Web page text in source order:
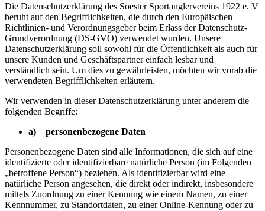
Die Datenschutzerklärung des Soester Sportanglervereins 1922 e. V
beruht auf den Begrifflichkeiten, die durch den Europäischen
Richtlinien- und Verordnungsgeber beim Erlass der Datenschutz-
Grundverordnung (DS-GVO) verwendet wurden. Unsere
Datenschutzerklärung soll sowohl für die Öffentlichkeit als auch für
unsere Kunden und Geschäftspartner einfach lesbar und
verständlich sein. Um dies zu gewährleisten, möchten wir vorab die
verwendeten Begrifflichkeiten erläutern.
Wir verwenden in dieser Datenschutzerklärung unter anderem die
folgenden Begriffe:
a) personenbezogene Daten
Personenbezogene Daten sind alle Informationen, die sich auf eine
identifizierte oder identifizierbare natürliche Person (im Folgenden
„betroffene Person“) beziehen. Als identifizierbar wird eine
natürliche Person angesehen, die direkt oder indirekt, insbesondere
mittels Zuordnung zu einer Kennung wie einem Namen, zu einer
Kennnummer, zu Standortdaten, zu einer Online-Kennung oder zu